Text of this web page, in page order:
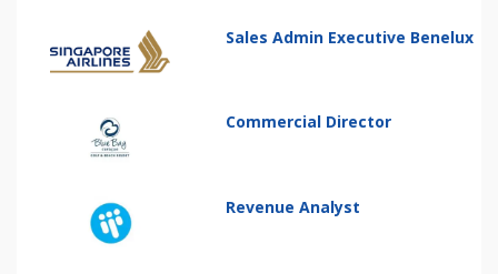
Sales Admin Executive Benelux
Commercial Director
Revenue Analyst